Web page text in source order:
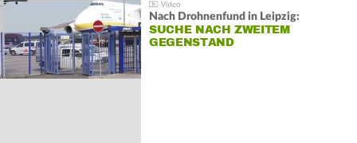
Nach Drohnenfund in Leipzig:
SUCHE NACH ZWEITEM
GEGENSTAND